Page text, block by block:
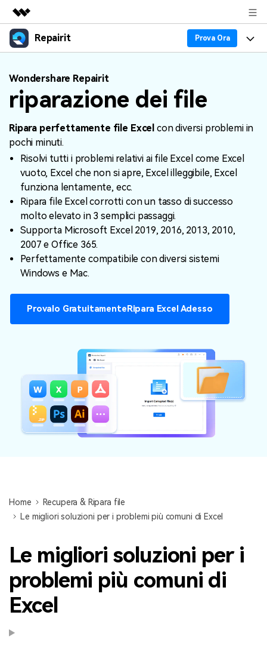
Prodotti in evidenza
UtilitÃ
Panoramica
Soluzione
Chi siamo
Sala stampa
Negozio
Supporto
Repairit Prova Ora
Esperti nella Riparazione dei Dati
Caratteristiche Principali
Guida
Blog
Problemi dei File
Problemi del Computer
Problemi del Dispositivo
TROVA ALTRE SOLUZIONI
Tendenze
PiÃ¹ Argomenti sul Canale YOUTUBE
30% OFF!
Supporto
Supporto
NovitÃ
Storie
SCARICA ORA Accedi
search
Wondershare Repairit
riparazione dei file
Ripara perfettamente file Excel con diversi problemi in
pochi minuti.
Risolvi tutti i problemi relativi ai file Excel come Excel
vuoto, Excel che non si apre, Excel illeggibile, Excel
funziona lentamente, ecc.
Ripara file Excel corrotti con un tasso di successo
molto elevato in 3 semplici passaggi.
Supporta Microsoft Excel 2019, 2016, 2013, 2010,
2007 e Office 365.
Perfettamente compatibile con diversi sistemi
Windows e Mac.
Provalo GratuitamenteRipara Excel Adesso
Home
Recupera & Ripara file
Le migliori soluzioni per i problemi più comuni di Excel
Le migliori soluzioni per i
problemi più comuni di
Excel